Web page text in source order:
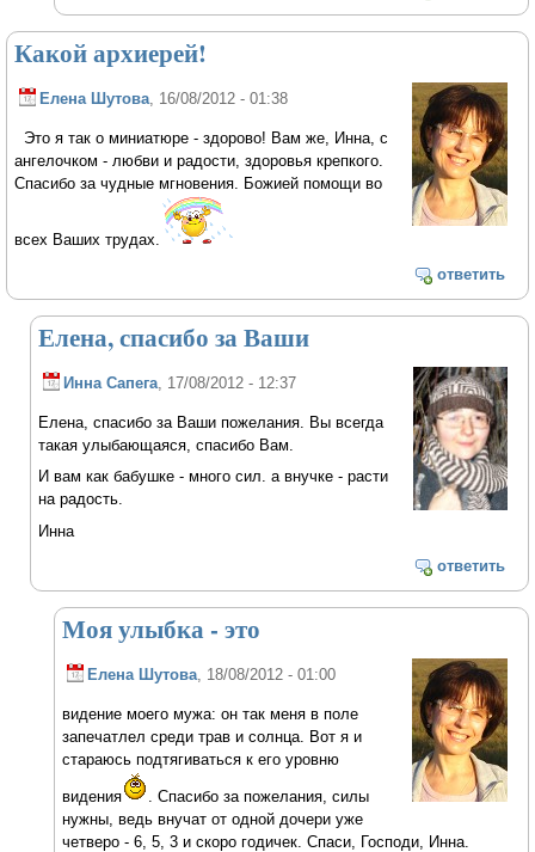
Какой архиерей!
Елена Шутова, 16/08/2012 - 01:38
Это я так о миниатюре - здорово! Вам же, Инна, с
ангелочком - любви и радости, здоровья крепкого.
Спасибо за чудные мгновения. Божией помощи во
всех Ваших трудах.
ответить
Елена, спасибо за Ваши
Инна Сапега , 17/08/2012 - 12:37
Елена, спасибо за Ваши пожелания. Вы всегда
такая улыбающаяся, спасибо Вам.
И вам как бабушке - много сил. а внучке - расти
на радость.
Инна
ответить
Моя улыбка - это
Елена Шутова, 18/08/2012 - 01:00
видение моего мужа: он так меня в поле
запечатлел среди трав и солнца. Вот я и
стараюсь подтягиваться к его уровню
видения
. Спасибо за пожелания, силы
нужны, ведь внучат от одной дочери уже
четверо - 6, 5, 3 и скоро годичек. Спаси, Господи, Инна.